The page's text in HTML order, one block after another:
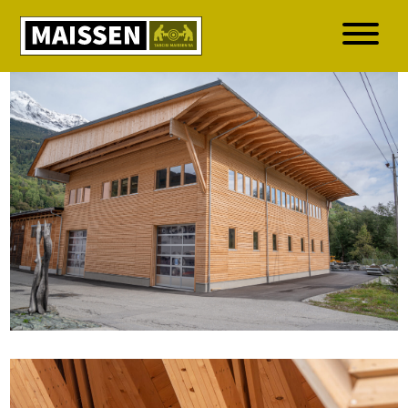
ÜBER UNS
KOMPETENZEN
BAUTEN
PRODUKTION
IMMOBILIEN
STELLEN
DE